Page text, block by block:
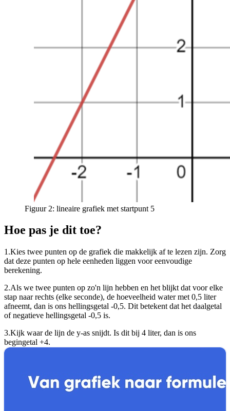
Figuur 2: lineaire grafiek met startpunt 5
Hoe pas je dit toe?
1.Kies twee punten op de grafiek die makkelijk af te lezen zijn. Zorg
dat deze punten op hele eenheden liggen voor eenvoudige
berekening.
2.Als we twee punten op zo'n lijn hebben en het blijkt dat voor elke
stap naar rechts (elke seconde), de hoeveelheid water met 0,5 liter
afneemt, dan is ons hellingsgetal -0,5. Dit betekent dat het daalgetal
of negatieve hellingsgetal -0,5 is.
3.Kijk waar de lijn de y-as snijdt. Is dit bij 4 liter, dan is ons
begingetal +4.